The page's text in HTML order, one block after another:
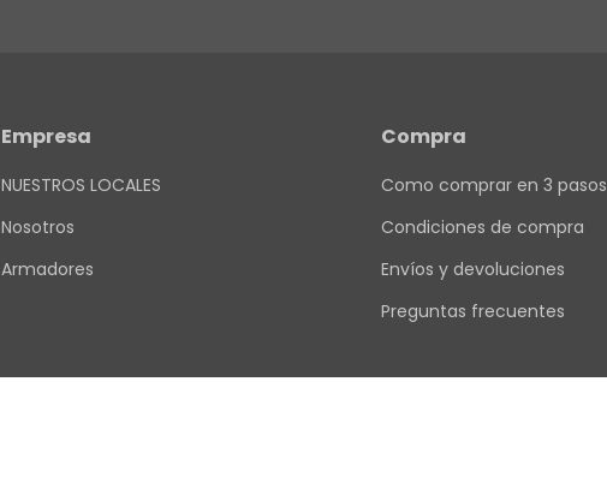
Empresa
NUESTROS LOCALES
Nosotros
Armadores
Compra
Como comprar en 3 pasos
Condiciones de compra
Envíos y devoluciones
Preguntas frecuentes